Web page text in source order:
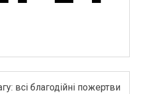
всі благодійні пожертви